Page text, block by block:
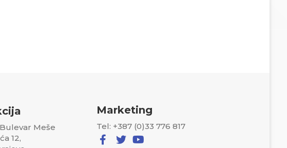
Meše
12,
Marketing
Tel: +387 (0)33 776 817